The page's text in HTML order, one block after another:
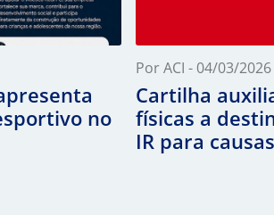
no
Por ACI - 04/03/2026
Cartilha
físicas a
IR para